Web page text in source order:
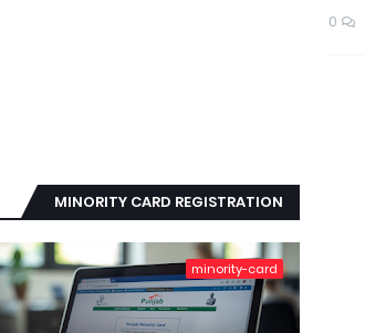
0
MINORITY CARD REGISTRATION
minority-card